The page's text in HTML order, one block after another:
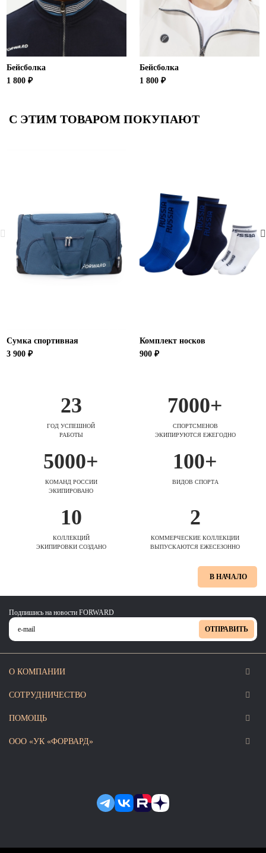
Бейсболка
1 800 ₽
Бейсболка
1 800 ₽
С ЭТИМ ТОВАРОМ ПОКУПАЮТ
Сумка спортивная
3 900 ₽
Комплект носков
900 ₽
23
ГОД УСПЕШНОЙ
РАБОТЫ
7000+
СПОРТСМЕНОВ
ЭКИПИРУЮТСЯ ЕЖЕГОДНО
5000+
КОМАНД РОССИИ
ЭКИПИРОВАНО
100+
ВИДОВ СПОРТА
10
КОЛЛЕКЦИЙ
ЭКИПИРОВКИ СОЗДАНО
2
КОММЕРЧЕСКИЕ КОЛЛЕКЦИИ
ВЫПУСКАЮТСЯ ЕЖЕСЕЗОННО
В НАЧАЛО
Подпишись на новости FORWARD
ОТПРАВИТЬ
О КОМПАНИИ
СОТРУДНИЧЕСТВО
ПОМОЩЬ
ООО «УК «ФОРВАРД»